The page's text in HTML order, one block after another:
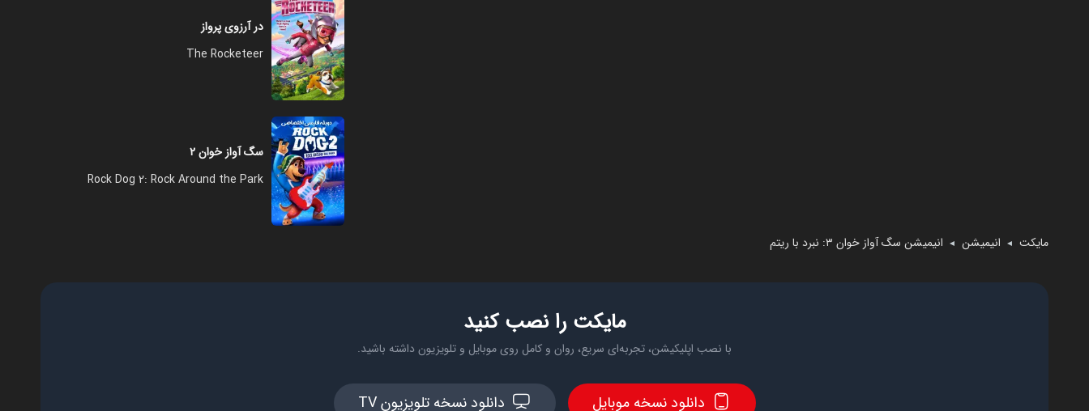
مایکت ◄ انیمیشن ◄ انیمیشن سگ آواز خوان ۳: نبرد با ریتم
در آرزوی پرواز
The Rocketeer
سگ آواز خوان ۲
Rock Dog 2: Rock Around the Park
مایکت را نصب کنید
با نصب اپلیکیشن، تجربه‌ای سریع، روان و کامل روی موبایل و تلویزیون داشته باشید.
دانلود نسخه موبایل دانلود نسخه تلویزیون TV